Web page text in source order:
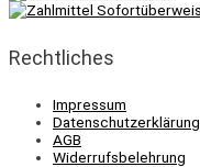
Rechtliches
Impressum
Datenschutzerklärung
AGB
Widerrufsbelehrung